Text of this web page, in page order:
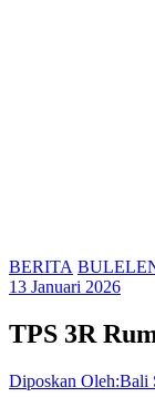
BERITA
13 Januari 2026
TPS 3R
Diposkan Oleh:Bali